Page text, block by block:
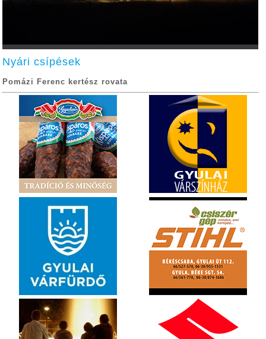
Nyári csípések
Pomázi Ferenc kertész rovata